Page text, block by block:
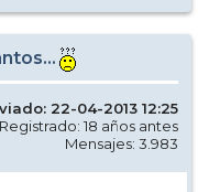
22-04-2013 12:25
Registrado: 18 años antes
Mensajes: 3.983